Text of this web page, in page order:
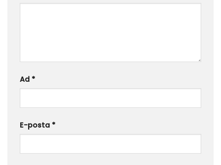
Ad *
E-posta *